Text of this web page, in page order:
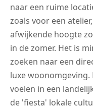
naar een ruime
zoals voor een
afwijkende hoogte
in de zomer. Het is
zoeken naar een
luxe
voelen in een
de 'fiesta' lokale